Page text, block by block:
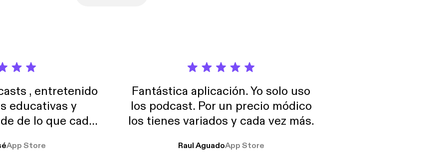
, entretenido
educativas y
de lo que cada
muchas horas
App Store
Fantástica aplicación. Yo solo uso
los podcast. Por un precio módico
los tienes variados y cada vez más.
Raul AguadoApp Store